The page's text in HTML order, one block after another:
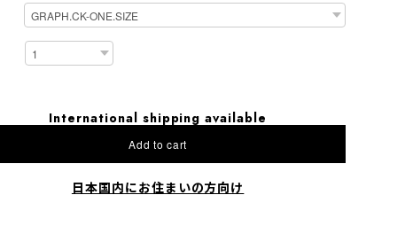
International shipping available
Add to cart
日本国内にお住まいの方向け